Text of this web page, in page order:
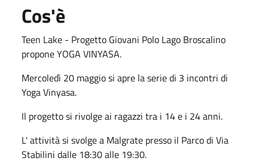
Cos'è
Teen Lake - Progetto Giovani Polo Lago Broscalino
propone YOGA VINYASA.
Mercoledì 20 maggio si apre la serie di 3 incontri di
Yoga Vinyasa.
Il progetto si rivolge ai ragazzi tra i 14 e i 24 anni.
L' attività si svolge a Malgrate presso il Parco di Via
Stabilini dalle 18:30 alle 19:30.